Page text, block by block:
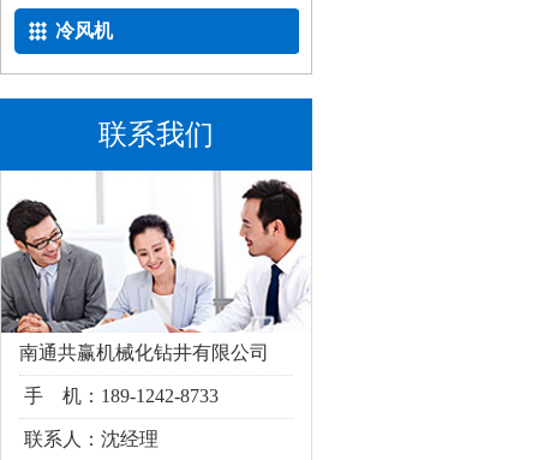
冷风机
联系我们
南通共赢机械化钻井有限公司
手 机：189-1242-8733
联系人：沈经理